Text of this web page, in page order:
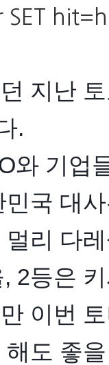
SET
지난
.
와 기업
국 대
멀리 다
2등은
이번
도 좋